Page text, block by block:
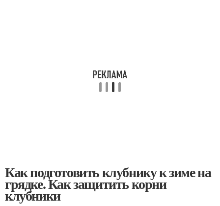
Как подготовить клубнику к зиме на
грядке. Как защитить корни
клубники